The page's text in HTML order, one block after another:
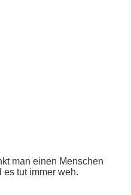
man einen Menschen
es tut immer weh.